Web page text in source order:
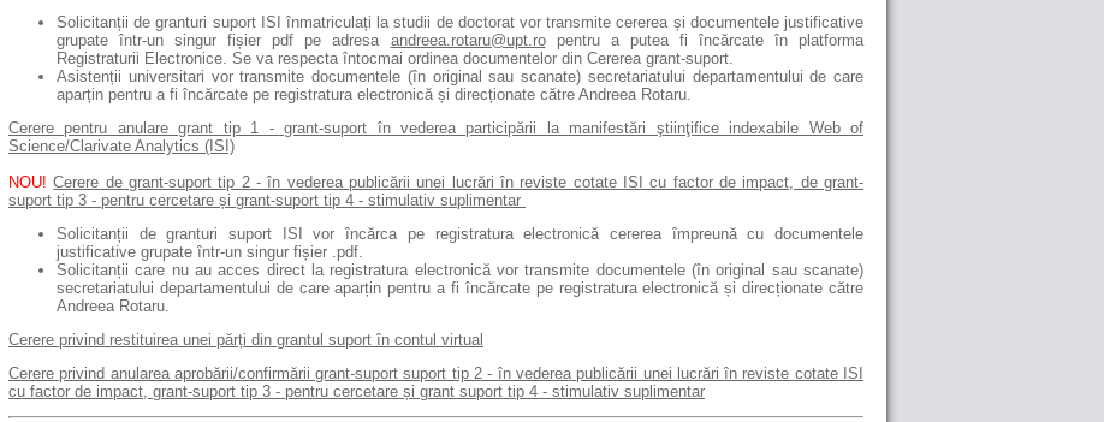
Solicitanții de granturi suport ISI înmatriculați la studii de doctorat vor transmite cererea și documentele justificative
grupate într-un singur fișier pdf pe adresa andreea.rotaru@upt.ropentru a putea fi încărcate în platforma
Registraturii Electronice. Se va respecta întocmai ordinea documentelor din Cererea grant-suport.
Asistenții universitari vor transmite documentele (în original sau scanate) secretariatului departamentului de care
aparțin pentru a fi încărcate pe registratura electronică și direcționate către Andreea Rotaru.
Cerere pentru anulare grant tip 1 - grant-suport în vederea participării la manifestări ştiinţifice indexabile Web of
Science/Clarivate Analytics (ISI)
NOU! Cerere de grant-suport tip 2 - în vederea publicării unei lucrări în reviste cotate ISI cu factor de impact, de grant-
suport tip 3 - pentru cercetare și grant-suport tip 4 - stimulativ suplimentar
Solicitanții de granturi suport ISI vor încărca pe registratura electronică cererea împreună cu documentele
justificative grupate într-un singur fișier .pdf.
Solicitanții care nu au acces direct la registratura electronică vor transmite documentele (în original sau scanate)
secretariatului departamentului de care aparțin pentru a fi încărcate pe registratura electronică și direcționate către
Andreea Rotaru.
Cerere privind restituirea unei părți din grantul suport în contul virtual
Cerere privind anularea aprobării/confirmării grant-suport suport tip 2 - în vederea publicării unei lucrări în reviste cotate ISI
cu factor de impact, grant-suport tip 3 - pentru cercetare și grant suport tip 4 - stimulativ suplimentar